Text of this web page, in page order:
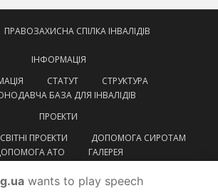
ПРАВОЗАХИСНА СПІЛКА ІНВАЛІДІВ
ІНФОРМАЦІЯ
СТАТУТ
СТРУКТУРА
БАЗА ДЛЯ ІНВАЛІДІВ
ПРОЕКТИ
ПРОЕКТИ
ДОПОМОГА СИРОТАМ
АТО
ГАЛЕРЕЯ
wants to play speech